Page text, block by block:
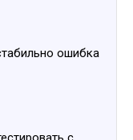
ошибка